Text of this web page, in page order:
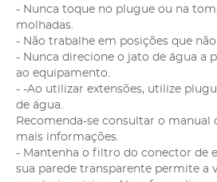
- Nunca toque no plugue ou na
molhadas.
- Não trabalhe em posições que
- Nunca direcione o jato de água a
ao equipamento.
- -Ao utilizar extensões, utilize
de água.
Recomenda-se consultar o manual
mais informações.
- Mantenha o filtro do conector de
sua parede transparente permite a